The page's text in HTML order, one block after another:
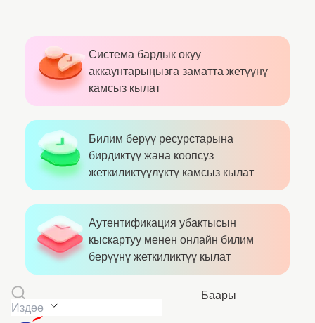
Система бардык окуу
аккаунтарыңызга заматта жетүүнү
камсыз кылат
Билим берүү ресурстарына
бирдиктүү жана коопсуз
жеткиликтүүлүктү камсыз кылат
Аутентификация убактысын
кыскартуу менен онлайн билим
берүүнү жеткиликтүү кылат
Баары